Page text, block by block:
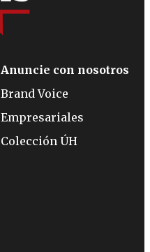
Anuncie con nosotros
Brand Voice
Empresariales
Colección ÚH